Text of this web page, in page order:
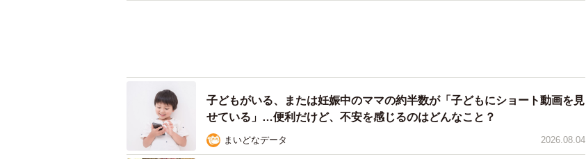
子どもがいる、または妊娠中のママの約半数が「子どもにショート動画を見
せている」…便利だけど、不安を感じるのはどんなこと？
まいどなデータ 2026.08.04